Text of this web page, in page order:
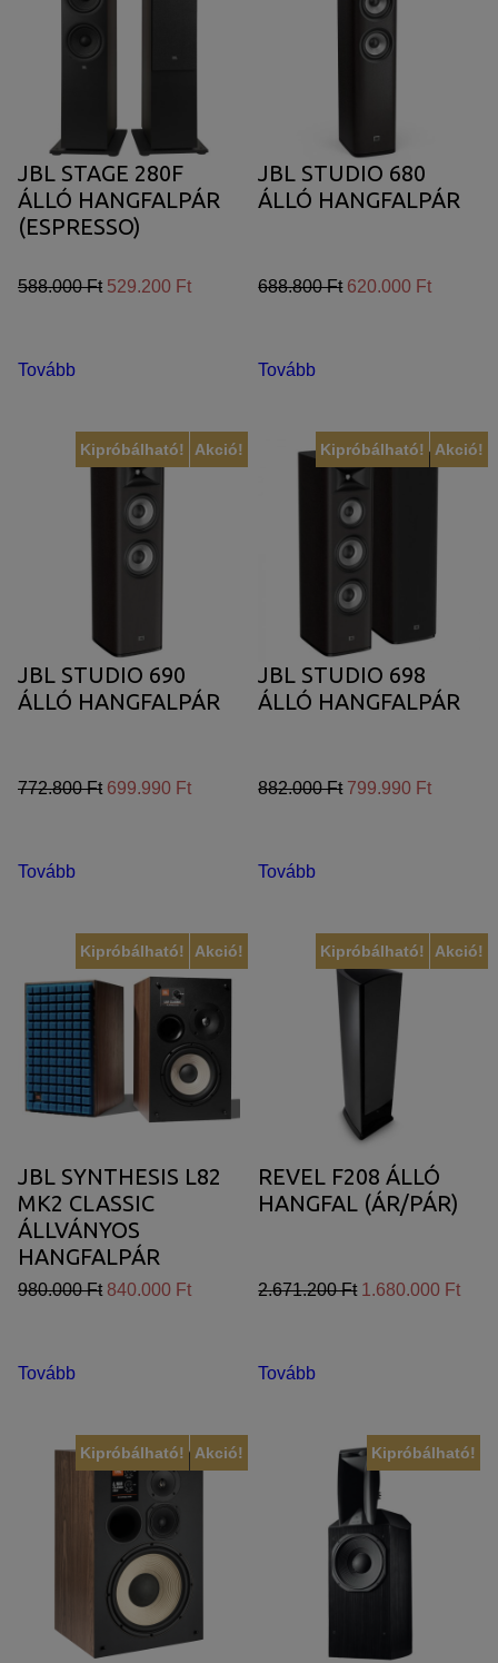
JBL STAGE 280F
ÁLLÓ HANGFALPÁR
(ESPRESSO)
588.000 Ft 529.200 Ft
Tovább
JBL STUDIO 680
ÁLLÓ HANGFALPÁR
688.800 Ft 620.000 Ft
Tovább
Akció!
Kipróbálható!
JBL STUDIO 690
ÁLLÓ HANGFALPÁR
772.800 Ft 699.990 Ft
Tovább
Akció!
Kipróbálható!
JBL STUDIO 698
ÁLLÓ HANGFALPÁR
882.000 Ft 799.990 Ft
Tovább
Akció!
Kipróbálható!
JBL SYNTHESIS L82
MK2 CLASSIC
ÁLLVÁNYOS
HANGFALPÁR
980.000 Ft 840.000 Ft
Tovább
Akció!
Kipróbálható!
REVEL F208 ÁLLÓ
HANGFAL (ÁR/PÁR)
2.671.200 Ft 1.680.000 Ft
Tovább
Akció!
Kipróbálható! Kipróbálható!